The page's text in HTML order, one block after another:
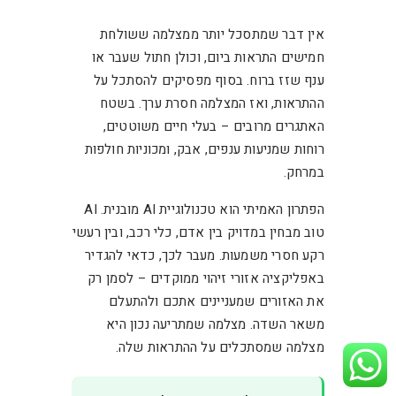
אין דבר שמתסכל יותר ממצלמה ששולחת
חמישים התראות ביום, וכולן חתול שעבר או
ענף שזז ברוח. בסוף מפסיקים להסתכל על
ההתראות, ואז המצלמה חסרת ערך. בשטח
האתגרים מרובים – בעלי חיים משוטטים,
רוחות שמניעות ענפים, אבק, ומכוניות חולפות
במרחק.
הפתרון האמיתי הוא טכנולוגיית AI מובנית. AI
טוב מבחין במדויק בין אדם, כלי רכב, ובין רעשי
רקע חסרי משמעות. מעבר לכך, כדאי להגדיר
באפליקציה אזורי זיהוי ממוקדים – לסמן רק
את האזורים שמעניינים אתכם ולהתעלם
משאר השדה. מצלמה שמתריעה נכון היא
מצלמה שמסתכלים על ההתראות שלה.